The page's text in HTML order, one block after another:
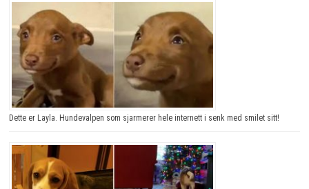
Dette er Layla. Hundevalpen som sjarmerer hele internett i senk med smilet sitt!